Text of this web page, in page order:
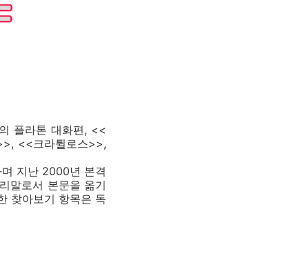
플라톤 대화편, <<
<<크라튈로스>>,
지난 2000년 본격
말로서 본문을 옮기
찾아보기 항목은 독